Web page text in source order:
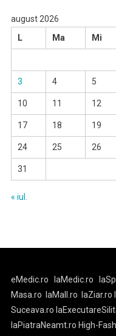
august 2026
L
Ma Mi
3 4 5
10 11 12
17 18 19
24 25 26
31
« iul.
eMedic.ro laMedic.ro
Masa.ro
laMall.ro laZiar.ro
Suceava.ro
laPiatraNeamt.ro High-